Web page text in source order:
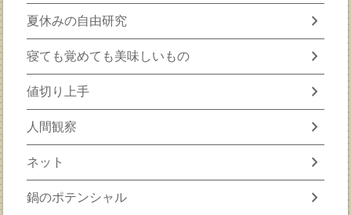
夏休みの自由研究 chevron_right
寝ても覚めても美味しいもの chevron_right
値切り上手 chevron_right
人間観察 chevron_right
ネット chevron_right
鍋のポテンシャル chevron_right